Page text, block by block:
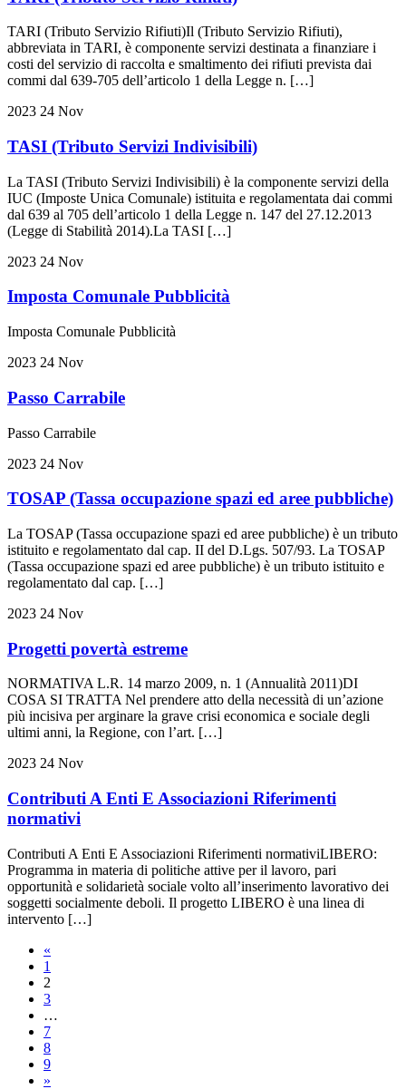
TARI (Tributo Servizio Rifiuti)Il (Tributo Servizio Rifiuti),
abbreviata in TARI, è componente servizi destinata a finanziare i
costi del servizio di raccolta e smaltimento dei rifiuti prevista dai
commi dal 639-705 dell’articolo 1 della Legge n. […]
2023 24 Nov
TASI (Tributo Servizi Indivisibili)
La TASI (Tributo Servizi Indivisibili) è la componente servizi della
IUC (Imposte Unica Comunale) istituita e regolamentata dai commi
dal 639 al 705 dell’articolo 1 della Legge n. 147 del 27.12.2013
(Legge di Stabilità 2014).La TASI […]
2023 24 Nov
Imposta Comunale Pubblicità
Imposta Comunale Pubblicità
2023 24 Nov
Passo Carrabile
Passo Carrabile
2023 24 Nov
TOSAP (Tassa occupazione spazi ed aree pubbliche)
La TOSAP (Tassa occupazione spazi ed aree pubbliche) è un tributo
istituito e regolamentato dal cap. II del D.Lgs. 507/93. La TOSAP
(Tassa occupazione spazi ed aree pubbliche) è un tributo istituito e
regolamentato dal cap. […]
2023 24 Nov
Progetti povertà estreme
NORMATIVA L.R. 14 marzo 2009, n. 1 (Annualità 2011)DI
COSA SI TRATTA Nel prendere atto della necessità di un’azione
più incisiva per arginare la grave crisi economica e sociale degli
ultimi anni, la Regione, con l’art. […]
2023 24 Nov
Contributi A Enti E Associazioni Riferimenti
normativi
Contributi A Enti E Associazioni Riferimenti normativiLIBERO:
Programma in materia di politiche attive per il lavoro, pari
opportunità e solidarietà sociale volto all’inserimento lavorativo dei
soggetti socialmente deboli. Il progetto LIBERO è una linea di
intervento […]
«
1
2
3
…
7
8
9
»